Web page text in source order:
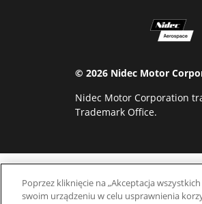
© 2026 Nidec Motor
Nidec Motor Corporation
Trademark Office.
Poprzez kliknięcie na „Akceptacja
swoim urządzeniu w celu usprawnienia